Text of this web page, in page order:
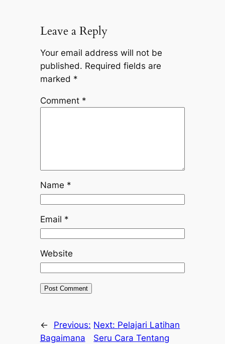
Leave a Reply
Your email address will not be
published. Required fields are
marked *
Comment *
Name *
Email *
Website
←
Previous:
Bagaimana
Next: Pelajari Latihan
Seru Cara Tentang